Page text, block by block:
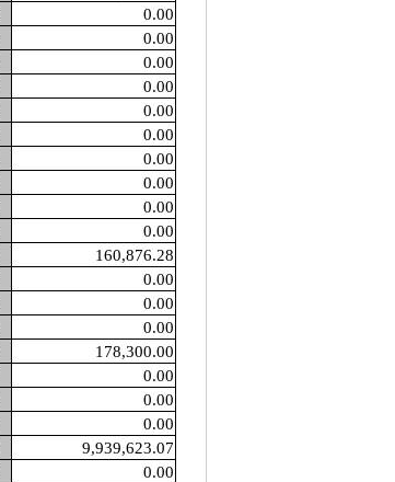
0.00
0.00
0.00
0.00
0.00
0.00
0.00
0.00
0.00
0.00
160,876.28
0.00
0.00
0.00
178,300.00
0.00
0.00
0.00
9,939,623.07
0.00